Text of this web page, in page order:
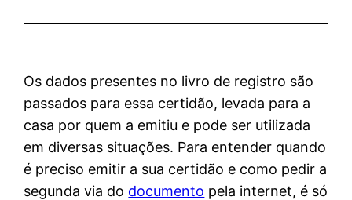
Os dados presentes no livro de registro são
passados para essa certidão, levada para a
casa por quem a emitiu e pode ser utilizada
em diversas situações. Para entender quando
é preciso emitir a sua certidão e como pedir a
segunda via do documento pela internet, é só